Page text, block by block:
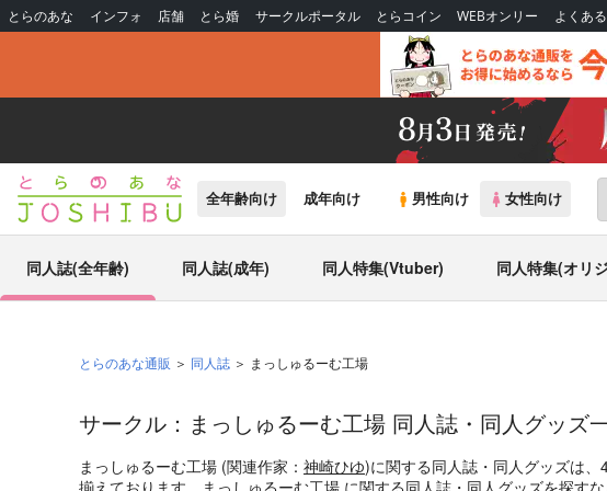
とらのあな インフォ 店舗 とら婚 サークルポータル とらコイン WEBオンリー よくあ
全年齢向け 成年向け 男性向け 女性向け
同人誌(全年齢) 同人誌(成年) 同人特集(Vtuber) 同人特集(オリ
とらのあな通販 同人誌 まっしゅるーむ工場
サークル：まっしゅるーむ工場 同人誌・同人グッズ
まっしゅるーむ工場 (関連作家： 神崎ひゆ)に関する同人誌・同人グッズは
揃えております。まっしゅるーむ工場 に関する同人誌・同人グッズを探す